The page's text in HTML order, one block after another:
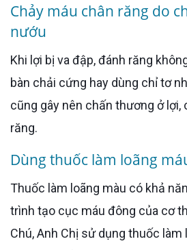
Chảy máu chân răng do
nướu
Khi lợi bị va đập, đánh răng không đúng cách, dùng
bàn chải cứng hay dùng chỉ tơ
cũng gây nên chấn thương ở lợi,
răng.
Dùng thuốc làm loãng
Thuốc làm loãng màu có khả năng làm chậm quá
trình tạo cục máu đông của cơ
Chú, Anh Chị sử dụng thuốc